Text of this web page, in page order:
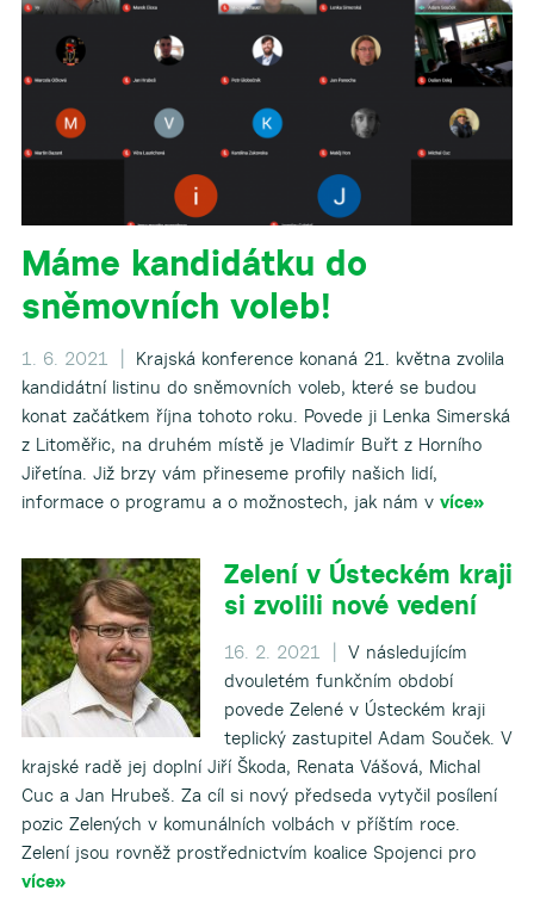
Máme kandidátku do
sněmovních voleb!
1. 6. 2021 |
Krajská konference konaná 21. května zvolila
kandidátní listinu do sněmovních voleb, které se budou
konat začátkem října tohoto roku. Povede ji Lenka Simerská
z Litoměřic, na druhém místě je Vladimír Buřt z Horního
Jiřetína. Již brzy vám přineseme profily našich lidí,
informace o programu a o možnostech, jak nám v více»
Zelení v Ústeckém kraji
si zvolili nové vedení
16. 2. 2021 |
V následujícím
dvouletém funkčním období
povede Zelené v Ústeckém kraji
teplický zastupitel Adam Souček. V
krajské radě jej doplní Jiří Škoda, Renata Vášová, Michal
Cuc a Jan Hrubeš. Za cíl si nový předseda vytyčil posílení
pozic Zelených v komunálních volbách v příštím roce.
Zelení jsou rovněž prostřednictvím koalice Spojenci pro
více»